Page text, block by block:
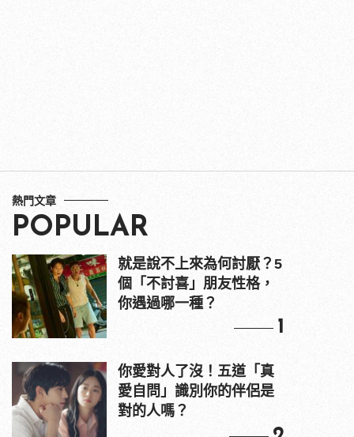
熱門文章
POPULAR
就是說不上來為何討厭？5
個「不討喜」朋友性格，
你遇過哪一種？
1
你愛對人了沒！五道「真
愛自問」識別你的伴侶是
對的人嗎？